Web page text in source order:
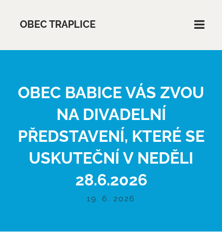
OBEC TRAPLICE
OBEC BABICE VÁS ZVOU
NA DIVADELNÍ
PŘEDSTAVENÍ, KTERÉ SE
USKUTEČNÍ V NEDĚLI
28.6.2026
19. 6. 2026